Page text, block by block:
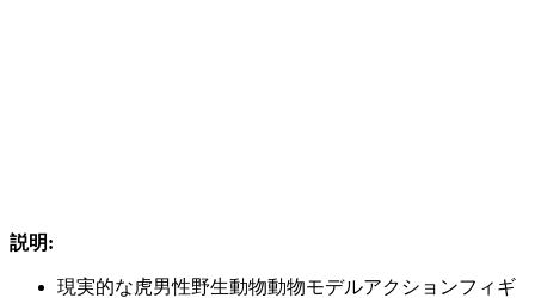
説明:
現実的な虎男性野生動物動物モデルアクションフィギ